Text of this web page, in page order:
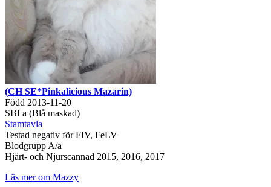
(CH SE*Pinkalicious Mazarin)
Född 2013-11-20
SBI a (Blå maskad)
Stamtavla
Testad negativ för FIV, FeLV
Blodgrupp A/a
Hjärt- och Njurscannad 2015, 2016, 2017
Läs mer om Mazzy